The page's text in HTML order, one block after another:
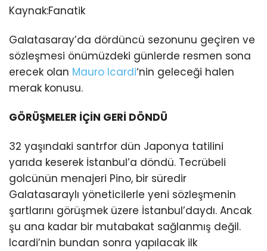
Kaynak:Fanatik
Galatasaray’da dördüncü sezonunu geçiren ve
sözleşmesi önümüzdeki günlerde resmen sona
erecek olan Mauro Icardi‘nin geleceği halen
merak konusu.
GÖRÜŞMELER İÇİN GERİ DÖNDÜ
32 yaşındaki santrfor dün Japonya tatilini
yarıda keserek İstanbul’a döndü. Tecrübeli
golcünün menajeri Pino, bir süredir
Galatasaraylı yöneticilerle yeni sözleşmenin
şartlarını görüşmek üzere İstanbul’daydı. Ancak
şu ana kadar bir mutabakat sağlanmış değil.
Icardi’nin bundan sonra yapılacak ilk